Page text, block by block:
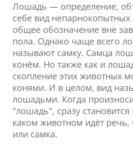
Лошадь — определение,
себе вид
общее обозначение вне
пола. Однако чаще всего
называют самку. Самца
конём. Но также как и
скопление этих животных
конями. И в целом, вид
лошадьми. Когда
"лошадь", сразу
каком животном идёт речь,
или самка.